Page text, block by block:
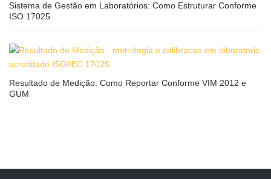
Sistema de Gestão em Laboratórios: Como Estruturar Conforme
ISO 17025
Resultado de Medição: Como Reportar Conforme VIM 2012 e
GUM